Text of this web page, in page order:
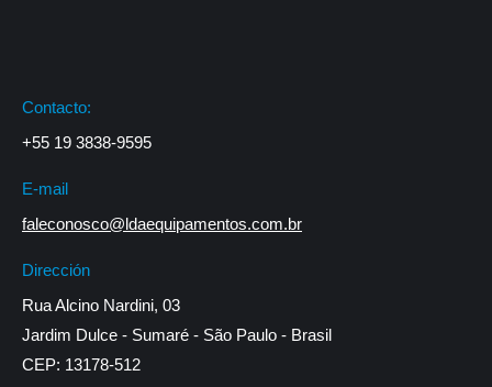
Contacto:
+55 19 3838-9595
E-mail
faleconosco@ldaequipamentos.com.br
Dirección
Rua Alcino Nardini, 03
Jardim Dulce - Sumaré - São Paulo - Brasil
CEP: 13178-512